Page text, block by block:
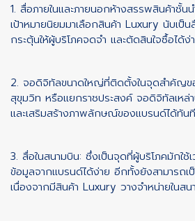
1. สื่อภายในและภายนอกห้างสรรพสินค้าชั้น
เป้าหมายนิยมมาเลือกสินค้า Luxury นับเ
กระตุ้นให้ผู้บริโภคจดจำ และตัดสินใจซื้อได้ง่
2. จอดิจิทัลขนาดใหญ่ที่ติดตั้งในจุดสำคัญข
สุขุมวิท หรือแยกราชประสงค์ จอดิจิทัลเหล่
และเสริมสร้างภาพลักษณ์ของแบรนด์ได้ทัน
3. สื่อในสนามบิน: ซึ่งเป็นจุดที่ผู้บริโภคมักใช้
ข้อมูลจากแบรนด์ได้ง่าย อีกทั้งยังสามารถ
เนื่องจากมีสินค้า Luxury วางจำหน่ายในสน